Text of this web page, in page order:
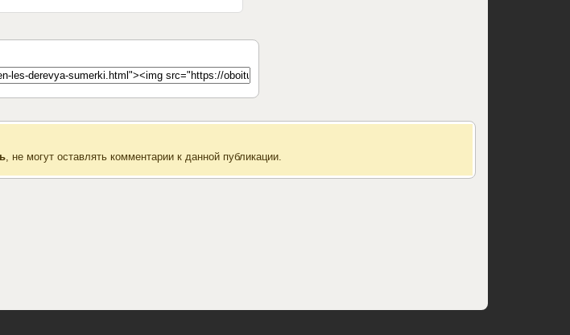
, не могут оставлять комментарии к данной публикации.